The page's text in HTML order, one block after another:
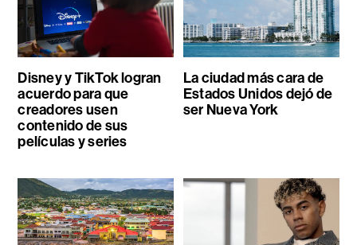
Disney y TikTok logran
acuerdo para que
creadores usen
contenido de sus
películas y series
La ciudad más cara de
Estados Unidos dejó de
ser Nueva York